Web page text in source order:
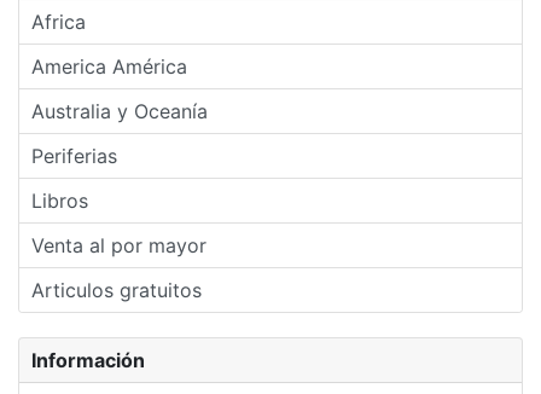
Africa
America América
Australia y Oceanía
Periferias
Libros
Venta al por mayor
Articulos gratuitos
Información